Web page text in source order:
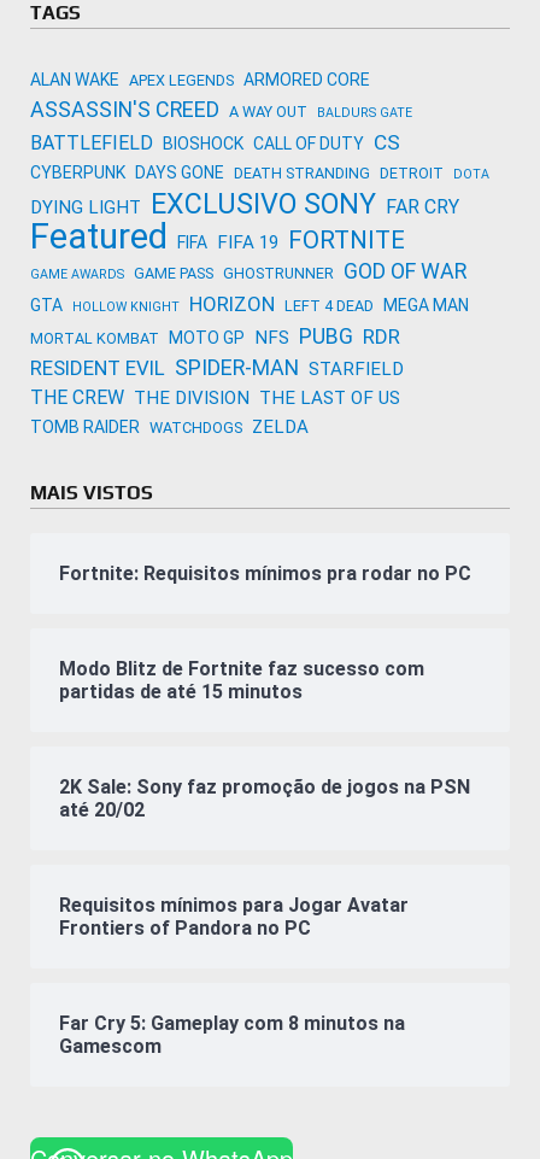
TAGS
ALAN WAKE APEX LEGENDS ARMORED CORE
ASSASSIN'S CREED A WAY OUT BALDURS GATE
BATTLEFIELD BIOSHOCK CALL OF DUTY CS
CYBERPUNK DAYS GONE DEATH STRANDING DETROIT DOTA
DYING LIGHT EXCLUSIVO SONY FAR CRY
Featured FIFA FIFA 19 FORTNITE
GAME AWARDS GAME PASS GHOSTRUNNER GOD OF WAR
GTA HOLLOW KNIGHT HORIZON LEFT 4 DEAD MEGA MAN
MORTAL KOMBAT MOTO GP NFS PUBG RDR
RESIDENT EVIL SPIDER-MAN STARFIELD
THE CREW THE DIVISION THE LAST OF US
TOMB RAIDER WATCHDOGS ZELDA
MAIS VISTOS
Fortnite: Requisitos mínimos pra rodar no PC
Modo Blitz de Fortnite faz sucesso com
partidas de até 15 minutos
2K Sale: Sony faz promoção de jogos na PSN
até 20/02
Requisitos mínimos para Jogar Avatar
Frontiers of Pandora no PC
Far Cry 5: Gameplay com 8 minutos na
Gamescom